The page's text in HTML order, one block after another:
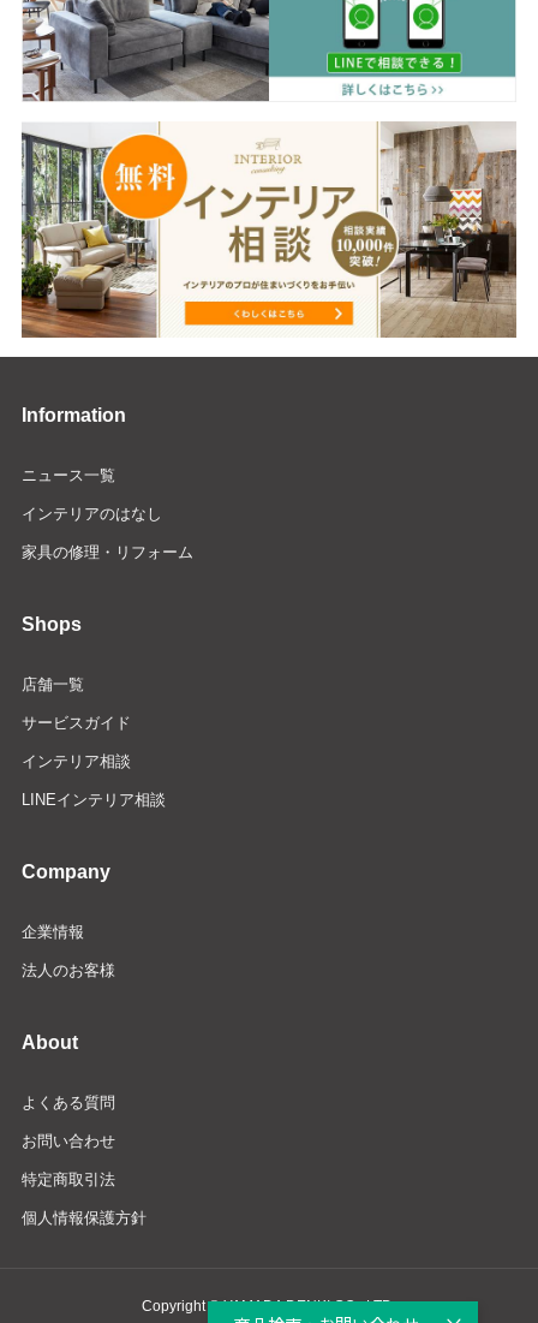
Information
ニュース一覧
インテリアのはなし
家具の修理・リフォーム
Shops
店舗一覧
サービスガイド
インテリア相談
LINEインテリア相談
Company
企業情報
法人のお客様
About
よくある質問
お問い合わせ
特定商取引法
個人情報保護方針
Copyright © YAMADA DENKI CO., LTD.